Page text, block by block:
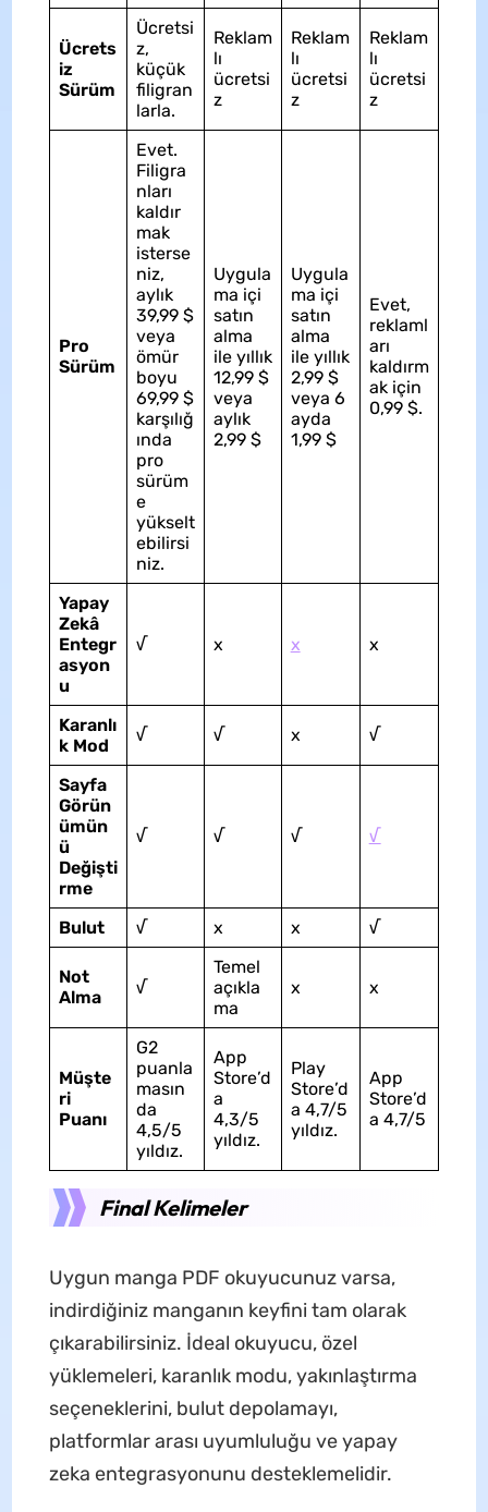
Ücrets
iz
Sürüm
Ücretsi
z,
küçük
filigran
larla.
Reklam
lı
ücretsi
z
Reklam
lı
ücretsi
z
Reklam
lı
ücretsi
z
Pro
Sürüm
Evet.
Filigra
nları
kaldır
mak
isterse
niz,
aylık
39,99 $
veya
ömür
boyu
69,99 $
karşılığ
ında
pro
sürüm
e
yükselt
ebilirsi
niz.
Uygula
ma içi
satın
alma
ile yıllık
12,99 $
veya
aylık
2,99 $
Uygula
ma içi
satın
alma
ile yıllık
2,99 $
veya 6
ayda
1,99 $
Evet,
reklaml
arı
kaldırm
ak için
0,99 $.
Yapay
Zekâ
Entegr
asyon
u
√ x x x
Karanlı
k Mod
√ √ x √
Sayfa
Görün
ümün
ü
Değişti
rme
√ √ √ √
Bulut √ x x √
Not
Alma
√
Temel
açıkla
ma
x x
Müşte
ri
Puanı
G2
puanla
masın
da
4,5/5
yıldız.
App
Store’d
a
4,3/5
yıldız.
Play
Store’d
a 4,7/5
yıldız.
App
Store’d
a 4,7/5
Final Kelimeler
Uygun manga PDF okuyucunuz varsa,
indirdiğiniz manganın keyfini tam olarak
çıkarabilirsiniz. İdeal okuyucu, özel
yüklemeleri, karanlık modu, yakınlaştırma
seçeneklerini, bulut depolamayı,
platformlar arası uyumluluğu ve yapay
zeka entegrasyonunu desteklemelidir.